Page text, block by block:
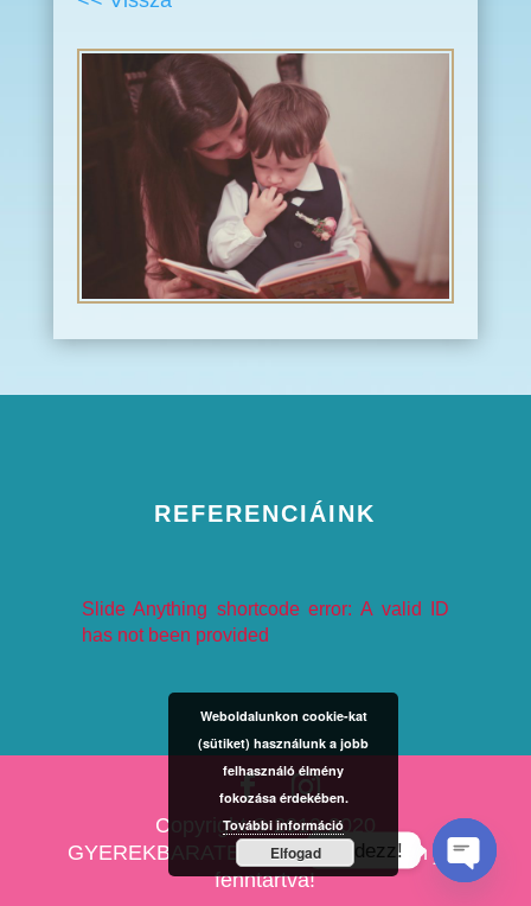
REFERENCIÁINK
Slide Anything shortcode error: A valid ID
has not been provided
Copyright © 2010-2020
GYEREKBARATESKUVO.HU Minden jog
fenntartva!
Weboldalunkon cookie-kat
(sütiket) használunk a jobb
felhasználó élmény
fokozása érdekében.
További információ
Elfogad Kérdezz!